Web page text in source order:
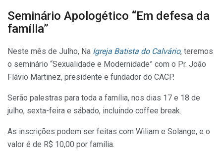
Seminário Apologético “Em defesa da
família”
Neste mês de Julho, Na Igreja Batista do Calvário, teremos
o seminário “Sexualidade e Modernidade” com o Pr. João
Flávio Martinez, presidente e fundador do CACP.
Serão palestras para toda a família, nos dias 17 e 18 de
julho, sexta-feira e sábado, incluindo coffee break.
As inscrições podem ser feitas com Wiliam e Solange, e o
valor é de R$ 10,00 por família.